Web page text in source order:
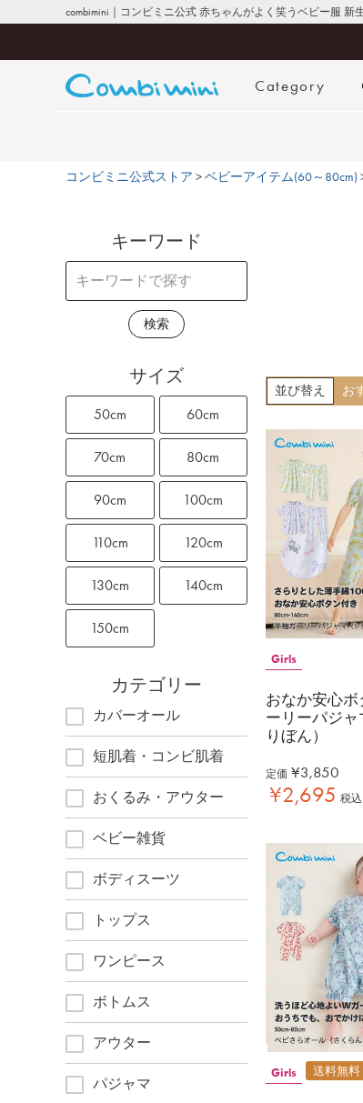
combimini｜コンビミニ公式 赤ちゃんがよく笑うベビー服 新
Category
コンビミニ公式ストア ベビーアイテム(60～80cm)
キーワード
検索
サイズ
50cm 60cm
70cm 80cm
90cm 100cm
110cm 120cm
130cm 140cm
150cm
カテゴリー
カバーオール
短肌着・コンビ肌着
おくるみ・アウター
ベビー雑貨
ボディスーツ
トップス
ワンピース
ボトムス
アウター
パジャマ
並び替え お
Girls
おなか安心
ーリーパジャ
りぼん）
定価 ¥3,850
¥2,695 税込
Girls 送料無料